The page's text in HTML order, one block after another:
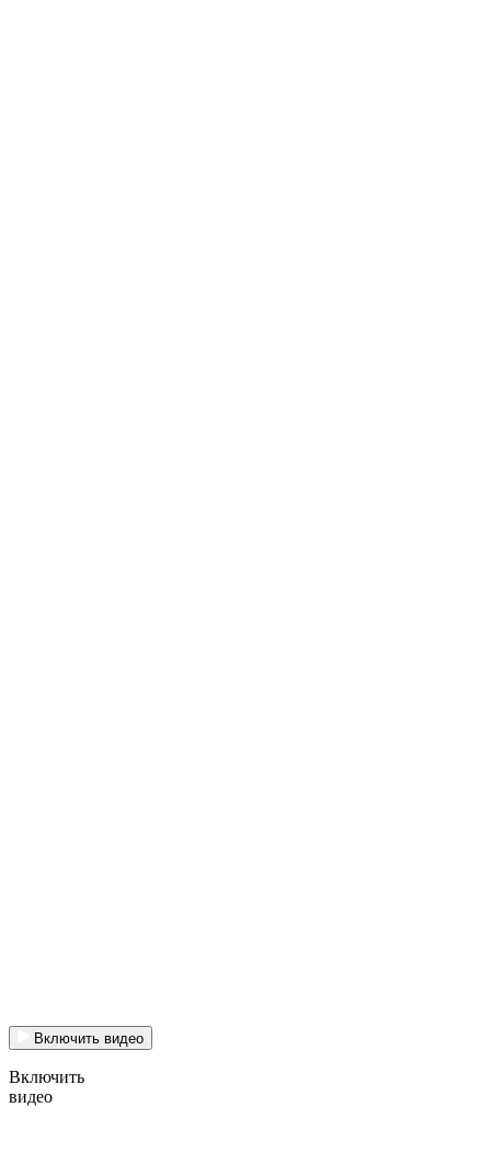
Включить видео
Включить
видео